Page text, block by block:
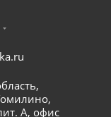
А, офис